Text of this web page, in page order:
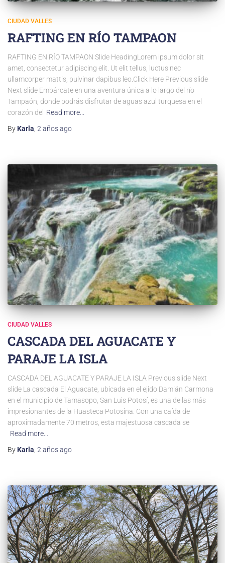
CIUDAD VALLES
RAFTING EN RÍO TAMPAON
RAFTING EN RÍO TAMPAON Slide HeadingLorem ipsum dolor sit
amet, consectetur adipiscing elit. Ut elit tellus, luctus nec
ullamcorper mattis, pulvinar dapibus leo.Click Here Previous slide
Next slide Embárcate en una aventura única a lo largo del río
Tampaón, donde podrás disfrutar de aguas azul turquesa en el
corazón del Read more…
By Karla 2 añosago
CIUDAD VALLES
CASCADA DEL AGUACATE Y
PARAJE LA ISLA
CASCADA DEL AGUACATE Y PARAJE LA ISLA Previous slide Next
slide La cascada El Aguacate, ubicada en el ejido Damián Carmona
en el municipio de Tamasopo, San Luis Potosí, es una de las más
impresionantes de la Huasteca Potosina. Con una caída de
aproximadamente 70 metros, esta majestuosa cascada se
Read more…
By Karla 2 añosago